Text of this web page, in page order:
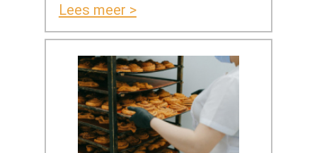
Lees meer >